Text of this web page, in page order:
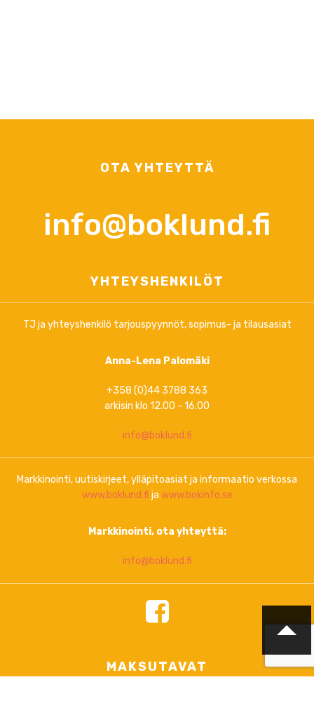
OTA YHTEYTTÄ
info@boklund.fi
YHTEYSHENKILÖT
TJ ja yhteyshenkilö tarjouspyynnöt, sopimus- ja tilausasiat
Anna-Lena Palomäki
+358 (0)44 3788 363
arkisin klo 12.00 - 16.00
info@boklund.fi
Markkinointi, uutiskirjeet, ylläpitoasiat ja informaatio verkossa
www.boklund.fi ja www.bokinfo.se
Markkinointi, ota yhteyttä:
info@boklund.fi
MAKSUTAVAT